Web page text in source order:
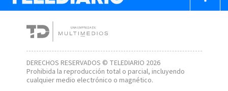
DERECHOS RESERVADOS © TELEDIARIO 2026
Prohibida la reproducción total o parcial, incluyendo
cualquier medio electrónico o magnético.